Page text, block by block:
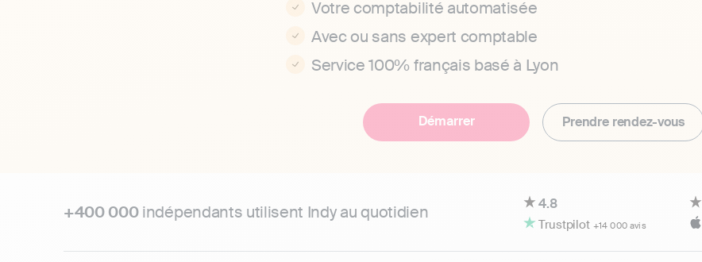
Votre comptabilité automatisée
Avec ou sans expert comptable
Service 100% français basé à Lyon
Démarrer Prendre rendez-vous
+400 000indépendants utilisent Indy au quotidien 4.8
Trustpilot +14 000 avis